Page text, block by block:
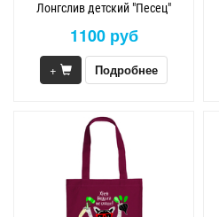
Лонгслив детский "Песец"
1100 руб
+ Подробнее